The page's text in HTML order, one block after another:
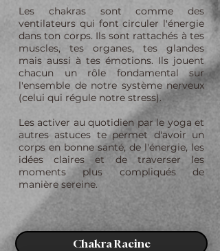
Les chakras sont comme des
ventilateurs qui font circuler l'énergie
dans ton corps. Ils sont rattachés à tes
muscles, tes organes, tes glandes
mais aussi à tes émotions. Ils jouent
chacun un rôle fondamental sur
l'ensemble de notre système nerveux
(celui qui régule notre stress).
Les activer au quotidien par le yoga et
autres astuces te permet d'avoir un
corps en bonne santé, de l'énergie, les
idées claires et de traverser les
moments plus compliqués de
manière sereine.
Chakra Racine